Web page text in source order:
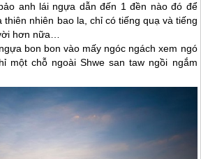
anh lái ngựa dẫn đến 1 đền nào đó để
nhiên bao la, chỉ có tiếng quạ và tiếng
hơn nữa…
bon bon vào mấy ngóc ngách xem ngó
một chỗ ngoài Shwe san taw ngồi ngắm